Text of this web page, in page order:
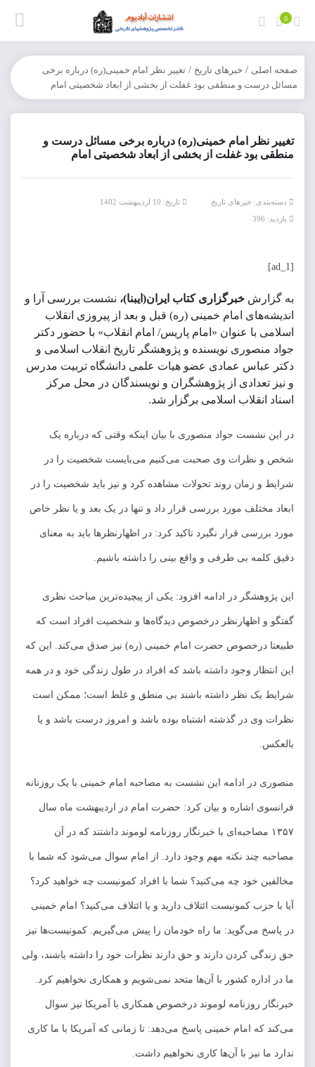
0
صفحه اصلی / خبرهای تاریخ / تغییر نظر امام خمینی(ره) درباره برخی
مسائل درست و منطقی بود غفلت از بخشی از ابعاد شخصیتی امام
تغییر نظر امام خمینی(ره) درباره برخی مسائل درست و
منطقی بود غفلت از بخشی از ابعاد شخصیتی امام
دسته‌بندی: خبرهای تاریخ
تاریخ: 10 اردیبهشت 1402
بازدید: 396
[ad_1]
به گزارش خبرگزاری کتاب ایران(ایبنا)، نشست بررسی آرا و
اندیشه‌های امام خمینی (ره) قبل و بعد از پیروزی انقلاب
اسلامی با عنوان «امام پاریس/ امام انقلاب» با حضور دکتر
جواد منصوری نویسنده و پژوهشگر تاریخ انقلاب اسلامی و
دکتر عباس عمادی عضو هیات علمی دانشگاه تربیت مدرس
و نیز تعدادی از پژوهشگران و نویسندگان در محل مرکز
اسناد انقلاب اسلامی برگزار شد.
در این نشست جواد منصوری با بیان اینکه وقتی که درباره یک
شخص و نظرات وی صحبت می‌کنیم می‌بایست شخصیت را در
شرایط و زمان روند تحولات مشاهده کرد و نیز باید شخصیت را در
ابعاد مختلف مورد بررسی قرار داد و تنها در یک بعد و یا نظر خاص
مورد بررسی قرار نگیرد تاکید کرد: در اظهارنظر‌ها باید به معنای
دقیق کلمه بی طرفی و واقع بینی را داشته باشیم.
این پژوهشگر در ادامه افزود: یکی از پیچیده‌ترین مباحث نظری
گفتگو و اظهارنظر درخصوص دیدگاه‌ها و شخصیت افراد است که
طبیعتا درخصوص حضرت امام خمینی (ره) نیز صدق می‌کند. این که
این انتظار وجود داشته باشد که افراد در طول زندگی خود و در همه
شرایط یک نظر داشته باشند بی منطق و غلط است؛ ممکن است
نظرات وی در گذشته اشتباه بوده باشد و امروز درست باشد و یا
بالعکس.
منصوری در ادامه این نشست به مصاحبه امام خمینی با یک روزنانه
فرانسوی اشاره و بیان کرد: حضرت امام در اردیبهشت ماه سال
۱۳۵۷ مصاحبه‌ای با خبرنگار روزنامه لوموند داشتند که در آن
مصاحبه چند نکته مهم وجود دارد. از امام سوال می‌شود که شما با
مخالفین خود چه می‌کنید؟ شما با افراد کمونیست چه خواهید کرد؟
آیا با حزب کمونیست ائتلاف دارید و یا ائتلاف می‌کنید؟ امام خمینی
در پاسخ می‌گوید: ما راه خودمان را پیش می‌گیریم. کمونیست‌ها نیز
حق زندگی کردن دارند و حق دارند نظرات خود را داشته باشند، ولی
ما در اداره کشور با آن‌ها متحد نمی‌شویم و همکاری نخواهیم کرد.
خبرنگار روزنامه لوموند درخصوص همکاری با آمریکا نیز سوال
می‌کند که امام خمینی پاسخ می‌دهد: تا زمانی که آمریکا با ما کاری
ندارد ما نیز با آن‌ها کاری نخواهیم داشت.